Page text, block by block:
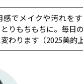
でメイクや汚れを
りもちもちに。毎日
わります（2025美的